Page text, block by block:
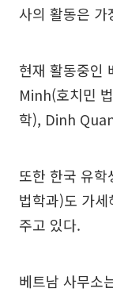
사의 활동은 가
현재 활동중인
Minh(호치민
학), Dinh
또한 한국 유
법학과)도 가
주고 있다.
베트남 사무소